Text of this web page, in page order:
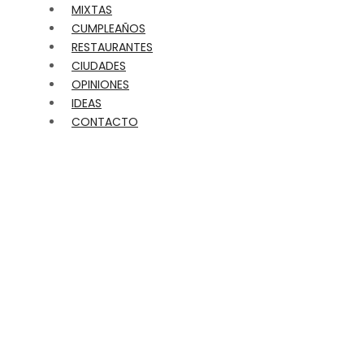
MIXTAS
CUMPLEAÑOS
RESTAURANTES
CIUDADES
OPINIONES
IDEAS
CONTACTO